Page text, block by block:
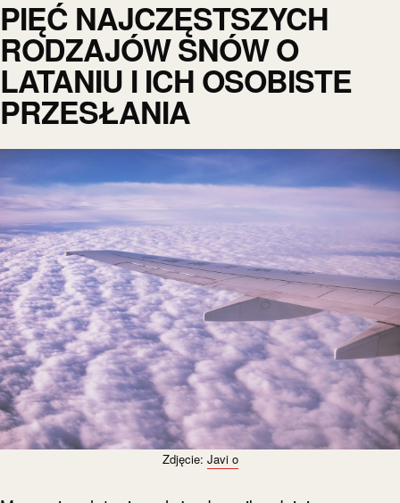
PIĘĆ NAJCZĘSTSZYCH
RODZAJÓW SNÓW O
LATANIU I ICH OSOBISTE
PRZESŁANIA
Zdjęcie: Javi o